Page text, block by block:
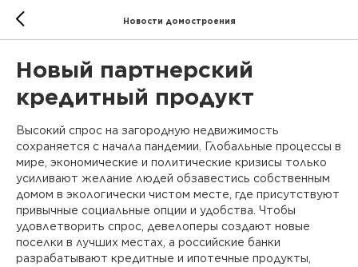
Новости домостроения
Новый партнерский
кредитный продукт
Высокий спрос на загородную недвижимость
сохраняется с начала пандемии. Глобальные процессы в
мире, экономические и политические кризисы только
усиливают желание людей обзавестись собственным
домом в экологически чистом месте, где присутствуют
привычные социальные опции и удобства. Чтобы
удовлетворить спрос, девелоперы создают новые
поселки в лучших местах, а российские банки
разрабатывают кредитные и ипотечные продукты,